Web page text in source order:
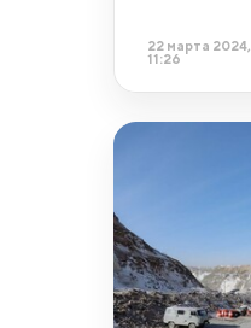
22 марта 2024,
11:26